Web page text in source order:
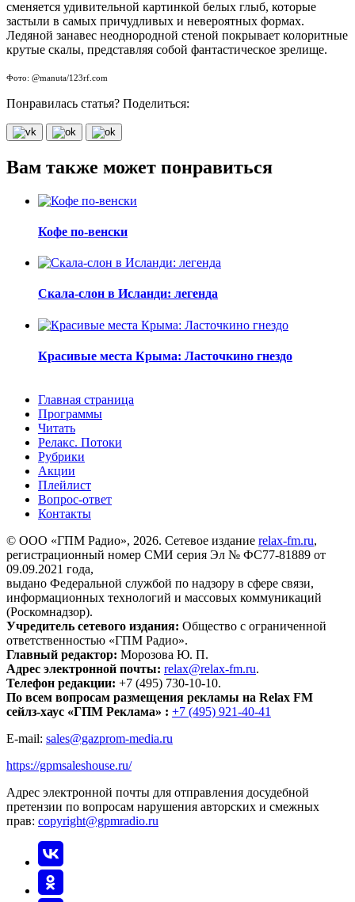
сменяется удивительной картинкой белых глыб, которые
застыли в самых причудливых и невероятных формах.
Ледяной занавес неоднородной стеной покрывает колоритные
крутые скалы, представляя собой фантастическое зрелище.
Фото: @manuta/123rf.com
Понравилась статья? Поделиться:
Вам также может понравиться
Кофе по-венски
Скала-слон в Исланди: легенда
Красивые места Крыма: Ласточкино гнездо
Главная страница
Программы
Читать
Релакс. Потоки
Рубрики
Акции
Плейлист
Вопрос-ответ
Контакты
© ООО «ГПМ Радио», 2026. Сетевое издание relax-fm.ru,
регистрационный номер СМИ серия Эл № ФС77-81889 от
09.09.2021 года,
выдано Федеральной службой по надзору в сфере связи,
информационных технологий и массовых коммуникаций
(Роскомнадзор).
Учредитель сетевого издания: Общество с ограниченной
ответственностью «ГПМ Радио».
Главный редактор: Морозова Ю. П.
Адрес электронной почты: relax@relax-fm.ru.
Телефон редакции: +7 (495) 730-10-10.
По всем вопросам размещения рекламы на Relax FM
сейлз-хаус «ГПМ Реклама» : +7 (495) 921-40-41
E-mail: sales@gazprom-media.ru
https://gpmsaleshouse.ru/
Адрес электронной почты для отправления досудебной
претензии по вопросам нарушения авторских и смежных
прав: copyright@gpmradio.ru